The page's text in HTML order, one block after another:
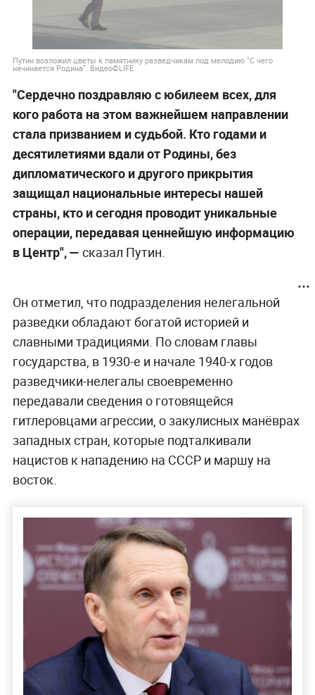
Путин возложил цветы к памятнику разведчикам под мелодию "С чего
начинается Родина". Видео©LIFE
"Сердечно поздравляю с юбилеем всех, для
кого работа на этом важнейшем направлении
стала призванием и судьбой. Кто годами и
десятилетиями вдали от Родины, без
дипломатического и другого прикрытия
защищал национальные интересы нашей
страны, кто и сегодня проводит уникальные
операции, передавая ценнейшую информацию
в Центр", — сказал Путин.
Он отметил, что подразделения нелегальной
разведки обладают богатой историей и
славными традициями. По словам главы
государства, в 1930-е и начале 1940-х годов
разведчики-нелегалы своевременно
передавали сведения о готовящейся
гитлеровцами агрессии, о закулисных манёврах
западных стран, которые подталкивали
нацистов к нападению на СССР и маршу на
восток.